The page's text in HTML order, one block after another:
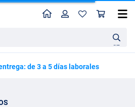
en
Perfil
de 3 a 5 días laborales